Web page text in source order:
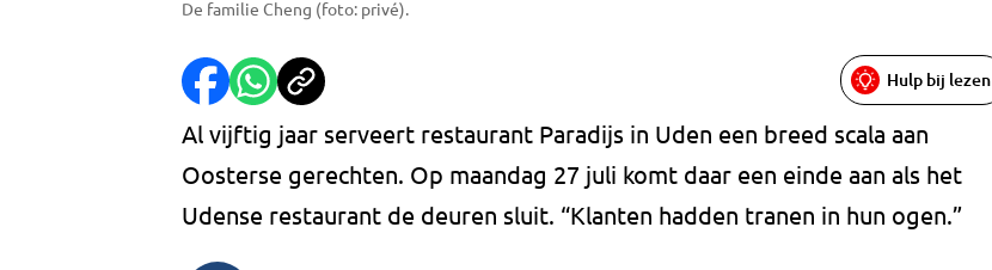
De familie Cheng (foto: privé).
Hulp bij lezen
Al vijftig jaar serveert restaurant Paradijs in Uden een breed scala aan
Oosterse gerechten. Op maandag 27 juli komt daar een einde aan als het
Udense restaurant de deuren sluit. “Klanten hadden tranen in hun ogen.”